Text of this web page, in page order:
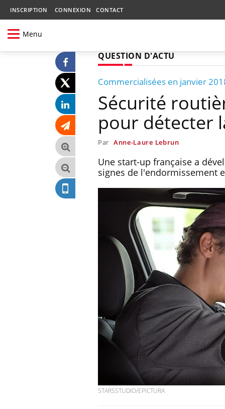
INSCRIPTION CONNEXION CONTACT
Menu
QUESTION D'ACTU
Commercialisées en janvier
Sécurité
pour détecter
Par Anne-Laure Lebrun
Une start-up française a
signes de l'endormissement
STARSSTUDIO/EPICTURA